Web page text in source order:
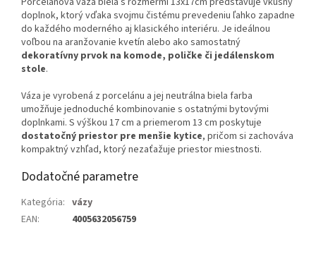
doplnok, ktorý vďaka svojmu čistému prevedeniu ľahko zapadne
do každého moderného aj klasického interiéru. Je ideálnou
voľbou na aranžovanie kvetín alebo ako samostatný
dekoratívny prvok na komode, poličke či jedálenskom
stole.
Váza je vyrobená z porcelánu a jej neutrálna biela farba
umožňuje jednoduché kombinovanie s ostatnými bytovými
doplnkami. S výškou 17 cm a priemerom 13 cm poskytuje
dostatočný priestor pre menšie kytice, pričom si zachováva
kompaktný vzhľad, ktorý nezaťažuje priestor miestnosti.
Dodatočné parametre
Kategória: vázy
EAN: 4005632056759